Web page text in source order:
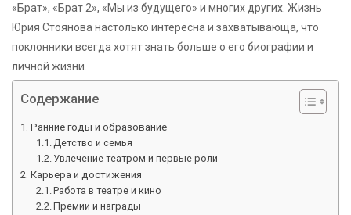
«Брат», «Брат 2», «Мы из будущего» и многих других. Жизнь
Юрия Стоянова настолько интересна и захватывающа, что
поклонники всегда хотят знать больше о его биографии и
личной жизни.
Содержание
Ранние годы и образование
Детство и семья
Увлечение театром и первые роли
Карьера и достижения
Работа в театре и кино
Премии и награды